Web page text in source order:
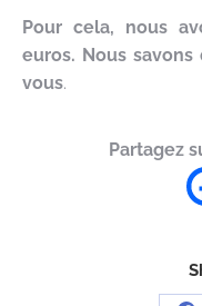
Pour cela, nous
euros. Nous
vous.
Partagez